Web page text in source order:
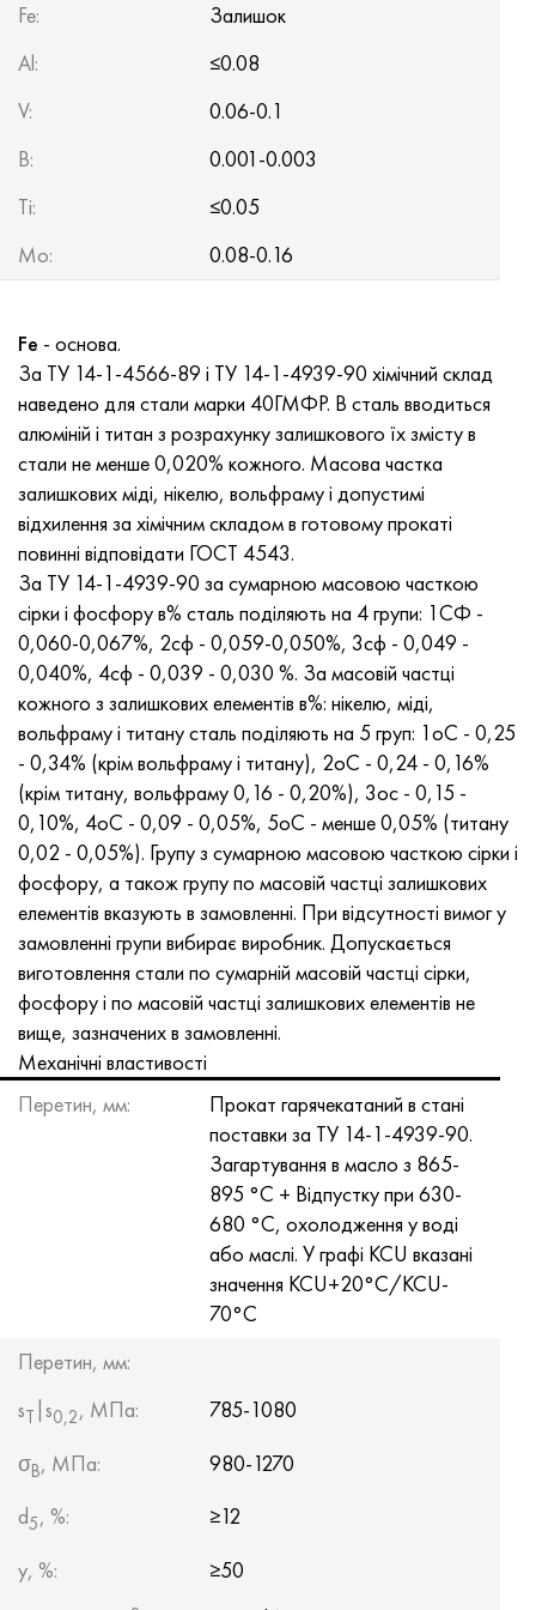
Fe:
Залишок
Al:
≤0.08
V:
0.06-0.1
B:
0.001-0.003
Ti:
≤0.05
Mo: 0.08-0.16
Fe - основа.
За ТУ 14-1-4566-89 і ТУ 14-1-4939-90 хімічний склад
наведено для стали марки 40ГМФР. В сталь вводиться
алюміній і титан з розрахунку залишкового їх змісту в
стали не менше 0,020% кожного. Масова частка
залишкових міді, нікелю, вольфраму і допустимі
відхилення за хімічним складом в готовому прокаті
повинні відповідати ГОСТ 4543.
За ТУ 14-1-4939-90 за сумарною масовою часткою
сірки і фосфору в% сталь поділяють на 4 групи: 1СФ -
0,060-0,067%, 2сф - 0,059-0,050%, 3сф - 0,049 -
0,040%, 4сф - 0,039 - 0,030 %. За масовій частці
кожного з залишкових елементів в%: нікелю, міді,
вольфраму і титану сталь поділяють на 5 груп: 1оС - 0,25
- 0,34% (крім вольфраму і титану), 2оС - 0,24 - 0,16%
(крім титану, вольфраму 0,16 - 0,20%), 3ос - 0,15 -
0,10%, 4оС - 0,09 - 0,05%, 5оС - менше 0,05% (титану
0,02 - 0,05%). Групу з сумарною масовою часткою сірки і
фосфору, а також групу по масовій частці залишкових
елементів вказують в замовленні. При відсутності вимог у
замовленні групи вибирає виробник. Допускається
виготовлення стали по сумарній масовій частці сірки,
фосфору і по масовій частці залишкових елементів не
вище, зазначених в замовленні.
Механічні властивості
Перетин, мм:
Прокат гарячекатаний в стані
поставки за ТУ 14-1-4939-90.
Загартування в масло з 865-
895 °C + Відпустку при 630-
680 °C, охолодження у воді
або маслі. У графі KCU вказані
значення KCU+20°C/KCU-
70°C
Перетин, мм:
sТ |s0,2, МПа:
785-1080
σB, МПа:
980-1270
d5, %:
≥12
y, %:
≥50
Нимоник 90
Нимоник 263
Хайнс 188
Haynes 230
Хастеллой b3
Хастеллой c4
Хастеллой c22
Хастеллой C-276
Хастеллой C2000
Хастеллой 3
Хастеллой x
Удимет 500
Удимет 720
Труба прецизійна
Лист, круг, дріт Н70МФВ
AM-350 - ams 5548
AM-355 - ams 5547
Greek Ascoloy 418
Труба корозійно-стійка
45Х14Н14В2М
50Х14МФ
90Х18МФ
95Х18
ас35г2, 36smnpb14, 1.0765
38х2н2ма, 34CrNiMo6, 40NiCrMo7
38ХС, 37hs
38ХА, 37Cr4, aisi 5135
40Г, 40Mn4, aisi 1035
38ХМ, 42CrMo4, aisi 1.7225
40ХН, 36NiCr6, aisi 3135
40ХФА, 1.7223, aisi 4142
45Х, 45h, 1.7035
45ХН2МФА, k2425, 45hnmf
А40Г, 44smn28, 1.0762, 46s20